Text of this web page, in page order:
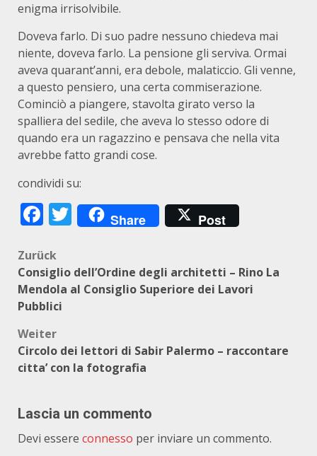
enigma irrisolvibile.
Doveva farlo. Di suo padre nessuno chiedeva mai
niente, doveva farlo. La pensione gli serviva. Ormai
aveva quarant’anni, era debole, malaticcio. Gli venne,
a questo pensiero, una certa commiserazione.
Cominciò a piangere, stavolta girato verso la
spalliera del sedile, che aveva lo stesso odore di
quando era un ragazzino e pensava che nella vita
avrebbe fatto grandi cose.
condividi su:
Facebook
Twitter
Share Post
Beitragsnavigation
Zurück
Consiglio dell’Ordine degli architetti – Rino La
Mendola al Consiglio Superiore dei Lavori
Pubblici
Weiter
Circolo dei lettori di Sabir Palermo – raccontare
citta’ con la fotografia
Lascia un commento
Devi essere connesso per inviare un commento.